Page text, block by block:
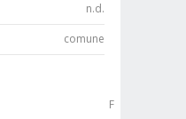
n.d.
comune
F